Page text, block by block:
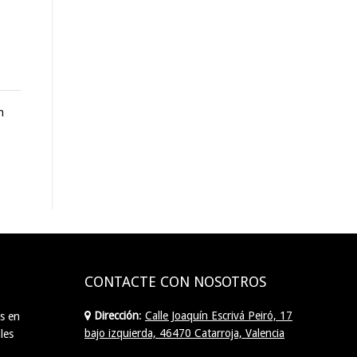
en
CONTACTE CON NOSOTROS
Dirección: Calle Joaquín Escrivá Peiró, 17
bajo izquierda, 46470 Catarroja, Valencia